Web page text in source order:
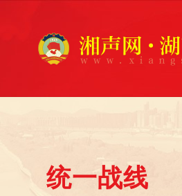
统一战线